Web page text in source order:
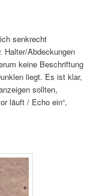
senkrecht
Halter/Abdeckungen
keine Beschriftung
liegt. Es ist klar,
sollten,
läuft / Echo ein“,